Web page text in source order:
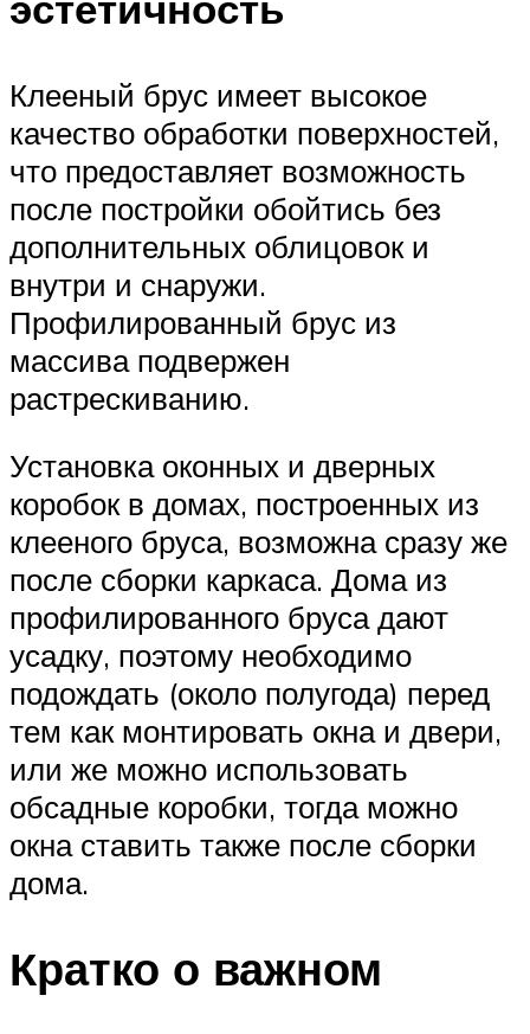
Клееный брус имеет высокое
качество обработки поверхностей,
что предоставляет возможность
после постройки обойтись без
дополнительных облицовок и
внутри и снаружи.
Профилированный брус из
массива подвержен
растрескиванию.
Установка оконных и дверных
коробок в домах, построенных из
клееного бруса, возможна сразу же
после сборки каркаса. Дома из
профилированного бруса дают
усадку, поэтому необходимо
подождать (около полугода) перед
тем как монтировать окна и двери,
или же можно использовать
обсадные коробки, тогда можно
окна ставить также после сборки
дома.
Кратко о важном